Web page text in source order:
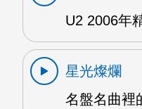
U2 2006年
星光燦爛
名盤名曲裡